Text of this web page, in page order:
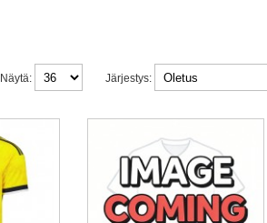
Järjestys:
Näytä: